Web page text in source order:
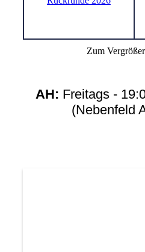
Zum
AH: Freitags -
(Nebenfeld